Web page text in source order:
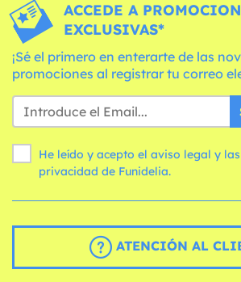
ACCEDE A
EXCLUSIVAS*
¡Sé el primero en enterarte de las
promociones al registrar tu correo
He leído y acepto el aviso legal y las
privacidad de Funidelia.
ATENCIÓN AL